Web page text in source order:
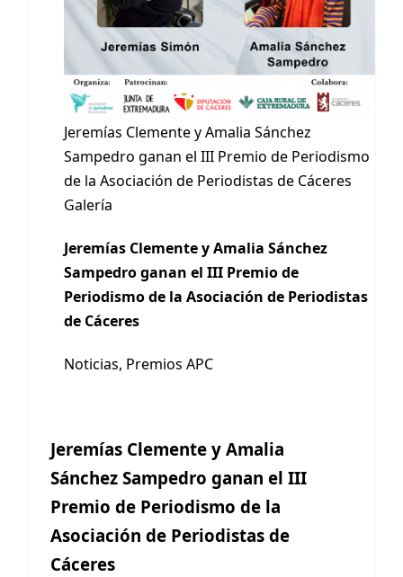
Jeremías Clemente y Amalia Sánchez
Sampedro ganan el III Premio de Periodismo
de la Asociación de Periodistas de Cáceres
Galería
Jeremías Clemente y Amalia Sánchez
Sampedro ganan el III Premio de
Periodismo de la Asociación de Periodistas
de Cáceres
Noticias, Premios APC
Jeremías Clemente y Amalia
Sánchez Sampedro ganan el III
Premio de Periodismo de la
Asociación de Periodistas de
Cáceres